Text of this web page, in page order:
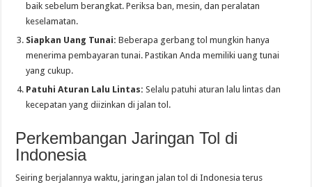
baik sebelum berangkat. Periksa ban, mesin, dan peralatan
keselamatan.
Siapkan Uang Tunai: Beberapa gerbang tol mungkin hanya
menerima pembayaran tunai. Pastikan Anda memiliki uang tunai
yang cukup.
Patuhi Aturan Lalu Lintas: Selalu patuhi aturan lalu lintas dan
kecepatan yang diizinkan di jalan tol.
Perkembangan Jaringan Tol di
Indonesia
Seiring berjalannya waktu, jaringan jalan tol di Indonesia terus